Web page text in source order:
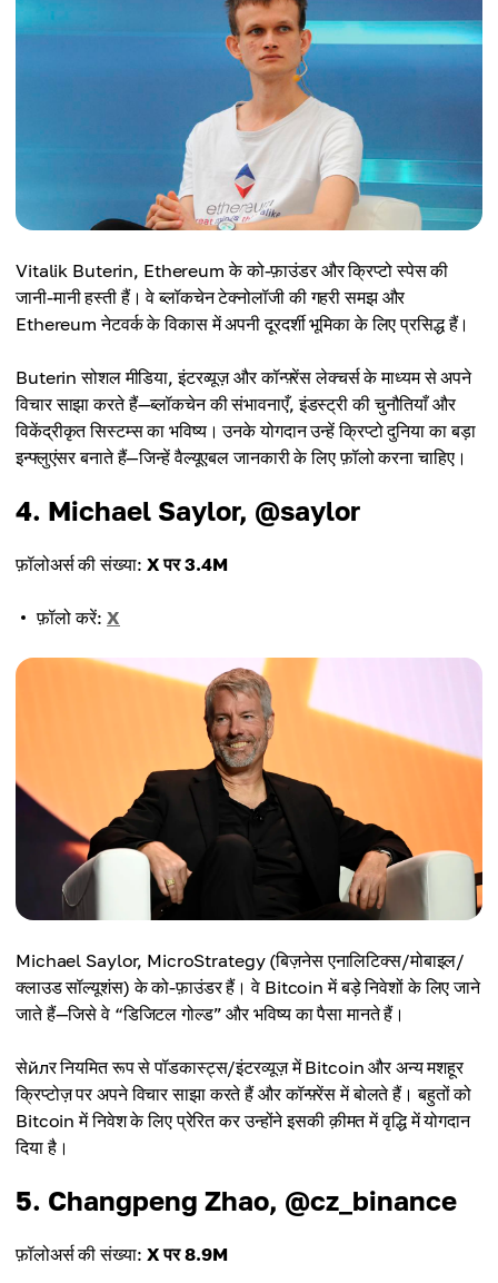
Vitalik Buterin, Ethereum के को-फ़ाउंडर और क्रिप्टो स्पेस की
जानी-मानी हस्ती हैं। वे ब्लॉकचेन टेक्नोलॉजी की गहरी समझ और
Ethereum नेटवर्क के विकास में अपनी दूरदर्शी भूमिका के लिए प्रसिद्ध हैं।
Buterin सोशल मीडिया, इंटरव्यूज़ और कॉन्फ़्रेंस लेक्चर्स के माध्यम से अपने
विचार साझा करते हैं—ब्लॉकचेन की संभावनाएँ, इंडस्ट्री की चुनौतियाँ और
विकेंद्रीकृत सिस्टम्स का भविष्य। उनके योगदान उन्हें क्रिप्टो दुनिया का बड़ा
इन्फ्लुएंसर बनाते हैं—जिन्हें वैल्यूएबल जानकारी के लिए फ़ॉलो करना चाहिए।
4. Michael Saylor, @saylor
फ़ॉलोअर्स की संख्या: X पर 3.4M
फ़ॉलो करें: X
Michael Saylor, MicroStrategy (बिज़नेस एनालिटिक्स/मोबाइल/
क्लाउड सॉल्यूशंस) के को-फ़ाउंडर हैं। वे Bitcoin में बड़े निवेशों के लिए जाने
जाते हैं—जिसे वे “डिजिटल गोल्ड” और भविष्य का पैसा मानते हैं।
सेйлर नियमित रूप से पॉडकास्ट्स/इंटरव्यूज़ में Bitcoin और अन्य मशहूर
क्रिप्टोज़ पर अपने विचार साझा करते हैं और कॉन्फ़्रेंस में बोलते हैं। बहुतों को
Bitcoin में निवेश के लिए प्रेरित कर उन्होंने इसकी क़ीमत में वृद्धि में योगदान
दिया है।
5. Changpeng Zhao, @cz_binance
फ़ॉलोअर्स की संख्या: X पर 8.9M